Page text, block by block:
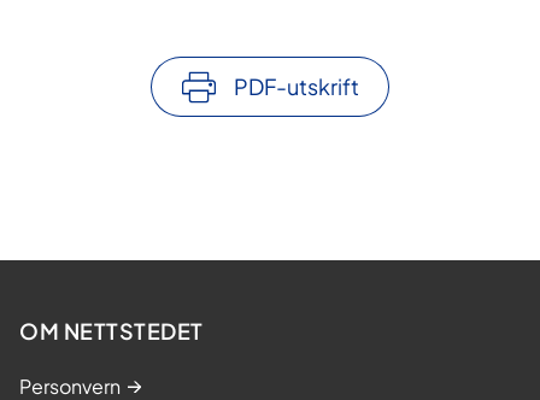
PDF-utskrift
OM NETTSTEDET
Personvern